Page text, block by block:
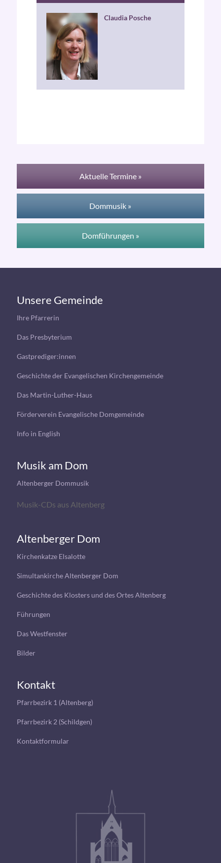
Claudia Posche
Aktuelle Termine »
Dommusik »
Domführungen »
Unsere Gemeinde
Ihre Pfarrerin
Das Presbyterium
Gastprediger:innen
Geschichte der Evangelischen Kirchengemeinde
Das Martin-Luther-Haus
Förderverein Evangelische Domgemeinde
Info in English
Musik am Dom
Altenberger Dommusik
Musik-CDs aus Altenberg
Altenberger Dom
Kirchenkatze Elsalotte
Simultankirche Altenberger Dom
Geschichte des Klosters und des Ortes Altenberg
Führungen
Das Westfenster
Bilder
Kontakt
Pfarrbezirk 1 (Altenberg)
Pfarrbezirk 2 (Schildgen)
Kontaktformular